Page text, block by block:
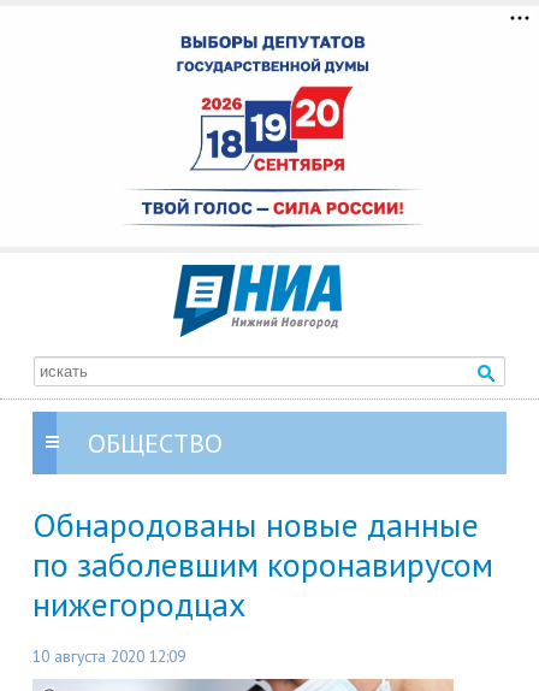
ОБЩЕСТВО
Обнародованы новые данные
по заболевшим коронавирусом
нижегородцах
10 августа 2020 12:09